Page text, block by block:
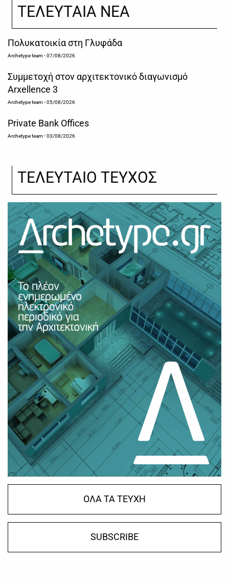
ΤΕΛΕΥΤΑΙΑ ΝΕΑ
Πολυκατοικία στη Γλυφάδα
Archetype team- 07/08/2026
Συμμετοχή στον αρχιτεκτονικό διαγωνισμό
Arxellence 3
Archetype team- 05/08/2026
Private Bank Offices
Archetype team- 03/08/2026
ΤΕΛΕΥΤΑΙΟ ΤΕΥΧΟΣ
ΟΛΑ ΤΑ ΤΕΥΧΗ
SUBSCRIBE